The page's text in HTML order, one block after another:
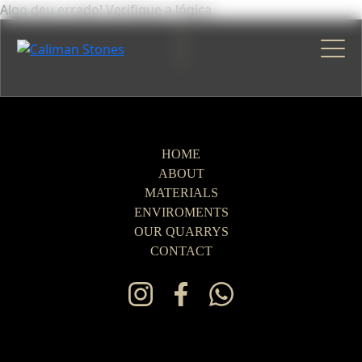
Algo deu errado! Verifique a lógica.
HOME
ABOUT
MATERIALS
ENVIROMENTS
OUR QUARRYS
CONTACT